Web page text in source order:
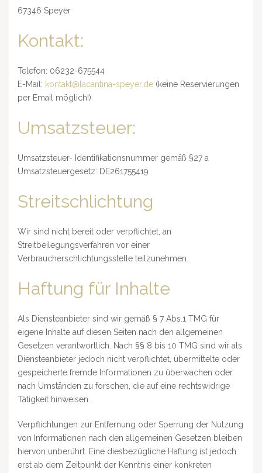
67346 Speyer
Kontakt:
Telefon: 06232-675544
E-Mail: kontakt@lacantina-speyer.de (keine Reservierungen
per Email möglich!)
Umsatzsteuer:
Umsatzsteuer- Identifikationsnummer gemäß §27 a
Umsatzsteuergesetz: DE261755419
Streitschlichtung
Wir sind nicht bereit oder verpflichtet, an
Streitbeilegungsverfahren vor einer
Verbraucherschlichtungsstelle teilzunehmen.
Haftung für Inhalte
Als Diensteanbieter sind wir gemäß § 7 Abs.1 TMG für
eigene Inhalte auf diesen Seiten nach den allgemeinen
Gesetzen verantwortlich. Nach §§ 8 bis 10 TMG sind wir als
Diensteanbieter jedoch nicht verpflichtet, übermittelte oder
gespeicherte fremde Informationen zu überwachen oder
nach Umständen zu forschen, die auf eine rechtswidrige
Tätigkeit hinweisen.
Verpflichtungen zur Entfernung oder Sperrung der Nutzung
von Informationen nach den allgemeinen Gesetzen bleiben
hiervon unberührt. Eine diesbezügliche Haftung ist jedoch
erst ab dem Zeitpunkt der Kenntnis einer konkreten